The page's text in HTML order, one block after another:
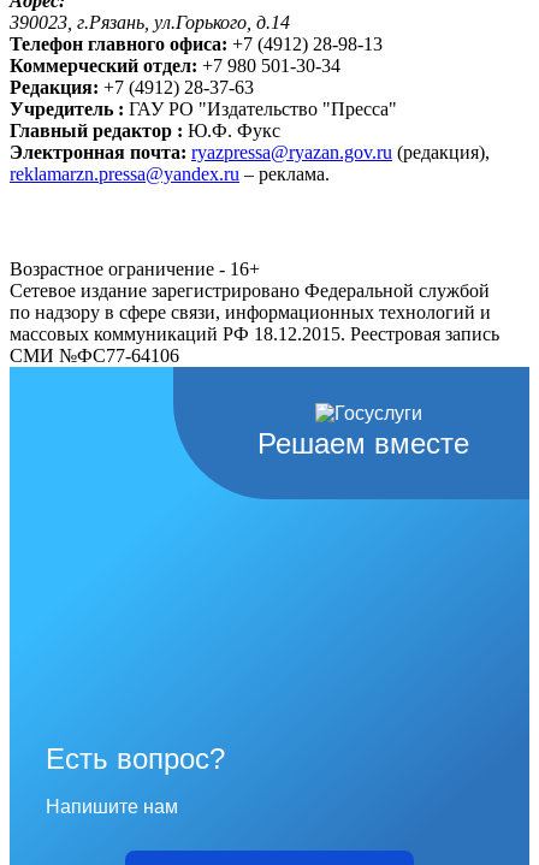
390023, г.Рязань, ул.Горького, д.14
Телефон главного офиса: +7 (4912) 28-98-13
Коммерческий отдел: +7 980 501-30-34
Редакция: +7 (4912) 28-37-63
Учредитель : ГАУ РО "Издательство "Пресса"
Главный редактор : Ю.Ф. Фукс
Электронная почта: ryazpressa@ryazan.gov.ru (редакция),
reklamarzn.pressa@yandex.ru – реклама.
Возрастное ограничение - 16+
Сетевое издание зарегистрировано Федеральной службой
по надзору в сфере связи, информационных технологий и
массовых коммуникаций РФ 18.12.2015. Реестровая запись
СМИ №ФС77-64106
Решаем вместе
Есть вопрос?
Напишите нам